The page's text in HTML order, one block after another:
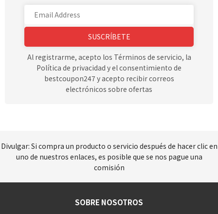
SUSCRÍBETE
Al registrarme, acepto los Términos de servicio, la
Política de privacidad y el consentimiento de
bestcoupon247 y acepto recibir correos
electrónicos sobre ofertas
Divulgar: Si compra un producto o servicio después de hacer clic en
uno de nuestros enlaces, es posible que se nos pague una
comisión
SOBRE NOSOTROS